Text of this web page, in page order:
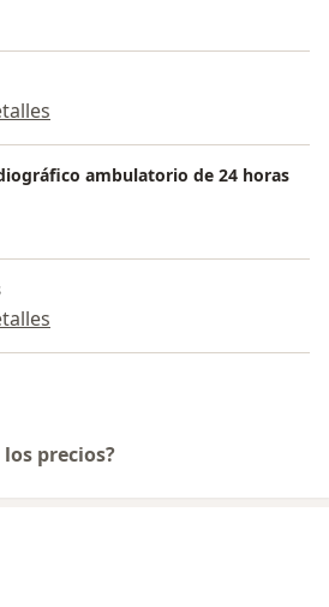
ambulatorio de 24 horas
precios?